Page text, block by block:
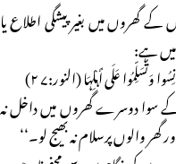
گھروں میں بغیر پیشگی اطلاع یا
ہے:
وَتُسَلِّمُوا عَلَی أَہْلِہَا (النور:۷ ۲)
سوا دوسرے گھروں میں داخل نہ
والوں پرسلام نہ بھیج لو۔‘‘